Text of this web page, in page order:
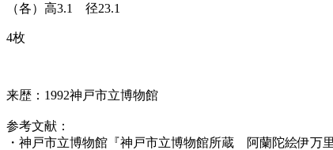
（各）高3.1 径23.1
4枚
来歴：1992神戸市立博物館
参考文献：
・神戸市立博物館『神戸市立博物館所蔵 阿蘭陀絵伊万